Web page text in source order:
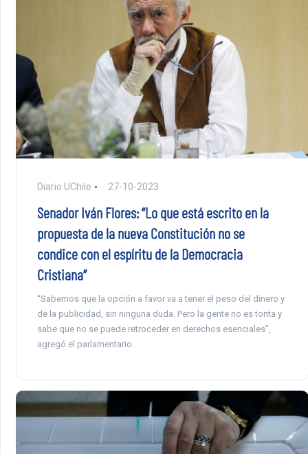
Diario UChile 27-10-2023
Senador Iván Flores: “Lo que está escrito en la
propuesta de la nueva Constitución no se
condice con el espíritu de la Democracia
Cristiana”
“Sabemos que la opción a favor va a tener el peso del dinero y
de la publicidad, sin ninguna duda. Pero la gente no es tonta y
sabe que no se puede retroceder en derechos esenciales”,
agregó el parlamentario.